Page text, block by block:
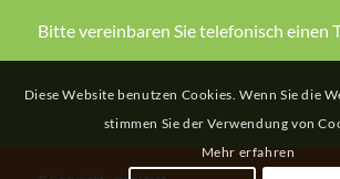
Bitte vereinbaren Sie telefonisch einen
Diese Website benutzen Cookies. Wenn Sie die
stimmen Sie der Verwendung von
Mehr erfahren